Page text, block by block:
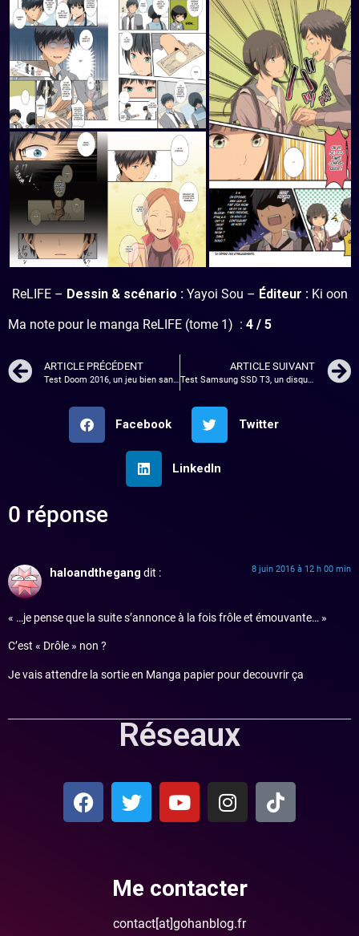
ReLIFE – Dessin & scénario : Yayoi Sou – Éditeur : Ki oon
Ma note pour le manga ReLIFE (tome 1) : 4 / 5
ARTICLE PRÉCÉDENT
Test Doom 2016, un jeu bien sanglant !
ARTICLE SUIVANT
Test Samsung SSD T3, un disque dur portable à posséder !
Facebook Twitter
LinkedIn
0 réponse
haloandthegang dit : 8 juin 2016 à 12 h 00 min
« …je pense que la suite s’annonce à la fois frôle et émouvante… »
C’est « Drôle » non ?
Je vais attendre la sortie en Manga papier pour decouvrir ça
Réseaux
Me contacter
contact[at]gohanblog.fr